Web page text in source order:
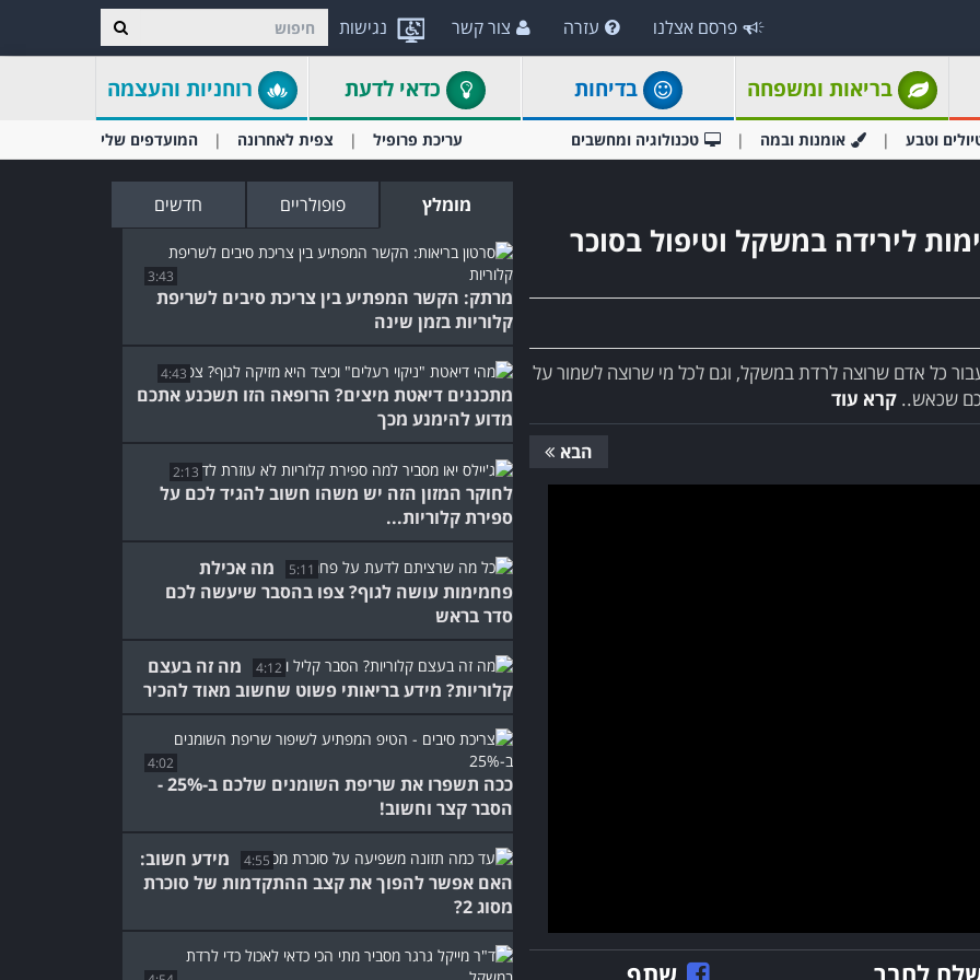
נגישות פרסם אצלנו עזרה צור קשר
בריאות ומשפחה בדיחות כדאי לדעת רוחניות והעצמה
וטבע אומנות ובמה טכנולוגיה ומחשבים עריכת פרופיל צפית לאחרונה המועדפים שלי
לירידה במשקל וטיפול בסוכר
כל אדם שרוצה לרדת במשקל, וגם לכל מי שרוצה לשמור על
שכאש.. קרא עוד
הבא
לחבר שתף
מומלץ פופולריים חדשים
3:43
מרתק: הקשר המפתיע בין צריכת סיבים לשריפת
קלוריות בזמן שינה
4:43
מתכננים דיאטת מיצים? הרופאה הזו תשכנע אתכם
מדוע להימנע מכך
2:13
לחוקר המזון הזה יש משהו חשוב להגיד לכם על
ספירת קלוריות...
5:11
מה אכילת
פחמימות עושה לגוף? צפו בהסבר שיעשה לכם
סדר בראש
4:12
מה זה בעצם
קלוריות? מידע בריאותי פשוט שחשוב מאוד להכיר
4:02
ככה תשפרו את שריפת השומנים שלכם ב-25% -
הסבר קצר וחשוב!
4:55
מידע חשוב:
האם אפשר להפוך את קצב ההתקדמות של סוכרת
מסוג 2?